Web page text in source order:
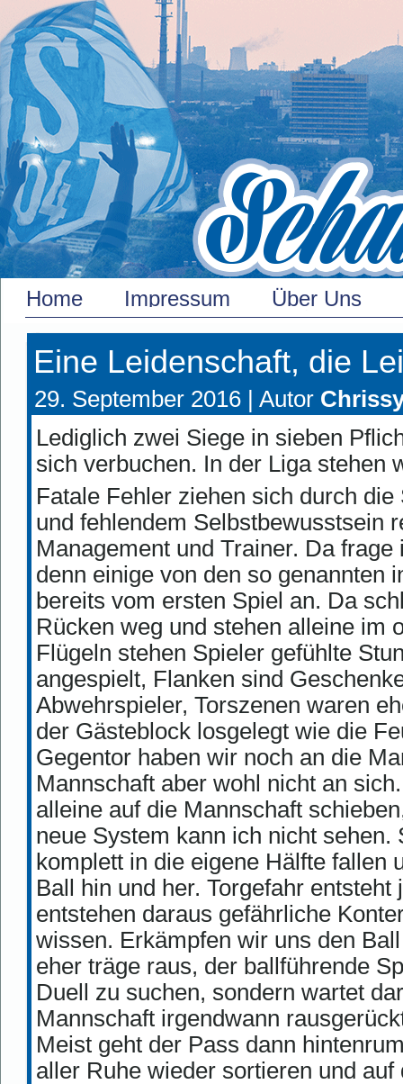
Home Impressum Über Uns
Eine Leidenschaft, die
29. September 2016 | Autor
Lediglich zwei Siege in sieben
sich verbuchen. In der Liga stehen
Fatale Fehler ziehen sich durch
und fehlendem Selbstbewusstsein
Management und Trainer. Da
denn einige von den so genannten
bereits vom ersten Spiel an. Da
Rücken weg und stehen alleine im
Flügeln stehen Spieler gefühlte
angespielt, Flanken sind
Abwehrspieler, Torszenen waren
der Gästeblock losgelegt wie die
Gegentor haben wir noch an die
Mannschaft aber wohl nicht an
alleine auf die Mannschaft
neue System kann ich nicht
komplett in die eigene Hälfte fallen
Ball hin und her. Torgefahr
entstehen daraus gefährliche
wissen. Erkämpfen wir uns den
eher träge raus, der ballführende
Duell zu suchen, sondern wartet
Mannschaft irgendwann
Meist geht der Pass dann
aller Ruhe wieder sortieren und